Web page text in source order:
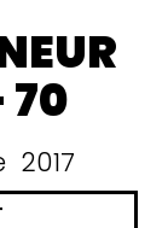
70
2017